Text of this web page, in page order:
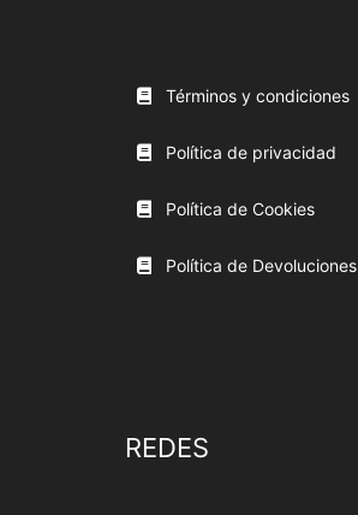
Términos y condiciones
Política de privacidad
Política de Cookies
Política de Devoluciones
REDES